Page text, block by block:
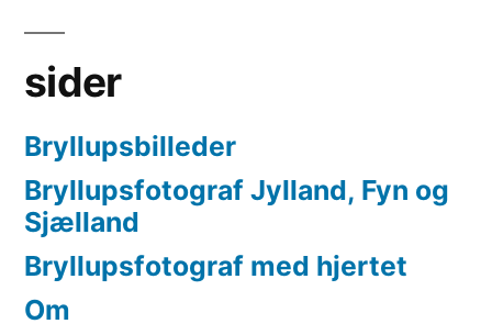
sider
Bryllupsbilleder
Bryllupsfotograf Jylland, Fyn og
Sjælland
Bryllupsfotograf med hjertet
Om